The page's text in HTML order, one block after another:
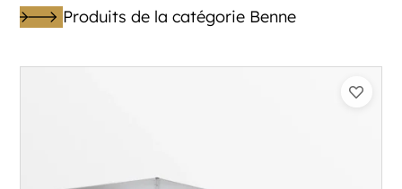
Produits de la catégorie Benne